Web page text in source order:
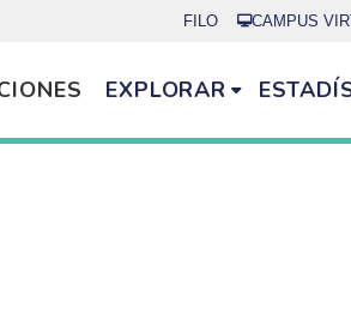
FILO CAMPUS
EXPLORAR